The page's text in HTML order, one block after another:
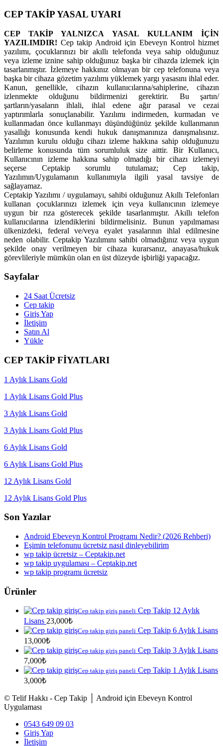
CEP TAKİP YASAL UYARI
CEP TAKİP YALNIZCA YASAL KULLANIM İÇİN
YAZILIMDIR! Cep takip Android için Ebeveyn Kontrol hizmet
yazılımı, çocuklarınızı bir akıllı telefonda veya sahip olduğunuz
veya izleme iznine sahip olduğunuz başka bir cihazda izlemek için
tasarlanmıştır. İzlemeye hakkınız olmayan bir cep telefonuna veya
başka bir cihaza gözetim yazılımı yüklemek yargı yasasını ihlal eder.
Kanun, genellikle, cihazın kullanıcılarına/sahiplerine, cihazın
izlenmekte olduğunu bildirmenizi gerektirir. Bu şartın/
şartların/yasaların ihlali, ihlal edene ağır parasal ve cezai
yaptırımlarla sonuçlanabilir. Yazılımı indirmeden, kurmadan ve
kullanmadan önce kullanmayı düşündüğünüz şekilde kullanmanın
yasallığı konusunda kendi hukuk danışmanınıza danışmalısınız.
Yazılımın kurulu olduğu cihazı izleme hakkına sahip olduğunuzu
belirleme konusunda tüm sorumluluk size aittir. Bir Kullanıcı,
Kullanıcının izleme hakkına sahip olmadığı bir cihazı izlemeyi
seçerse Ceptakip sorumlu tutulamaz; Cep takip,
Yazılımın/Uygulamanın kullanımıyla ilgili yasal tavsiye de
sağlayamaz.
Ceptakip Yazılımı / uygulamayı, sahibi olduğunuz Akıllı Telefonları
kullanan çocuklarınızı izlemek için veya kullanıcının izlemeye
uygun bir rıza gösterecek şekilde tasarlanmıştır. Akıllı telefon
kullanıcılarına izlendiklerini bildirmelisiniz. Bunun yapılmaması
ülkenizdeki, federal ve/veya eyalet yasalarının ihlal edilmesine
neden olabilir. Ceptakip Yazılımını sahibi olmadığınız veya uygun
şekilde onay verilmeyen bir cihaza kurarsanız, anayasa/hukuk
görevlileriyle mümkün olan en üst düzeyde işbirliği yapacağız.
Sayfalar
24 Saat Ücretsiz
Cep takip
Giriş Yap
İletişim
Satın Al
Yükle
CEP TAKİP FİYATLARI
1 Aylık Lisans Gold
1 Aylık Lisans Gold Plus
3 Aylık Lisans Gold
3 Aylık Lisans Gold Plus
6 Aylık Lisans Gold
6 Aylık Lisans Gold Plus
12 Aylık Lisans Gold
12 Aylık Lisans Gold Plus
Son Yazılar
Android Ebeveyn Kontrol Programı Nedir? (2026 Rehberi)
Eşimin telefonunu ücretsiz nasıl dinleyebilirim
wp takip ücretsiz – Ceptakip.net
wp takip uygulaması – Ceptakip.net
wp takip programı ücretsiz
Ürünler
Cep takip giriş paneli Cep Takip 12 Aylık
Lisans 23,000₺
Cep takip giriş paneli Cep Takip 6 Aylık Lisans
13,000₺
Cep takip giriş paneli Cep Takip 3 Aylık Lisans
7,000₺
Cep takip giriş paneli Cep Takip 1 Aylık Lisans
3,000₺
© Telif Hakkı - Cep Takip │ Android için Ebeveyn Kontrol
Uygulaması
0543 649 09 03
Giriş Yap
İletişim